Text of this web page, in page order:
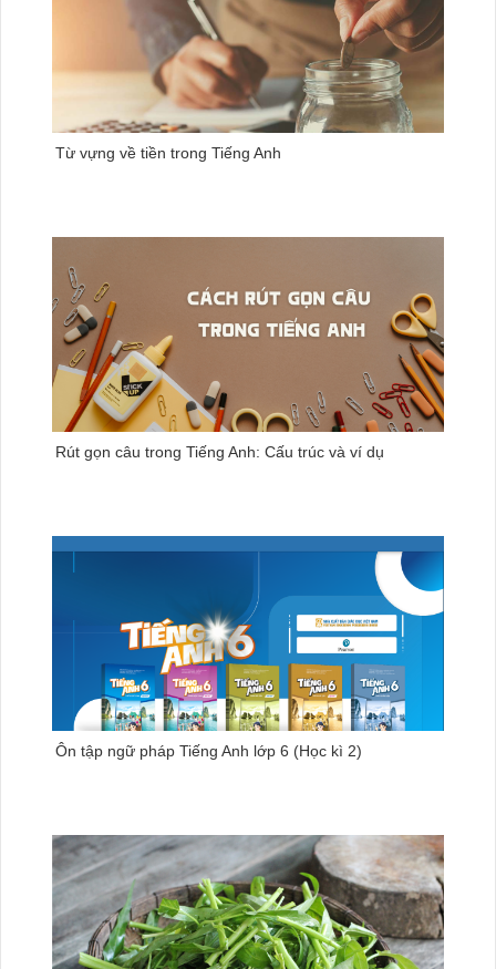
Từ vựng về tiền trong Tiếng Anh
Rút gọn câu trong Tiếng Anh: Cấu trúc và ví dụ
Ôn tập ngữ pháp Tiếng Anh lớp 6 (Học kì 2)